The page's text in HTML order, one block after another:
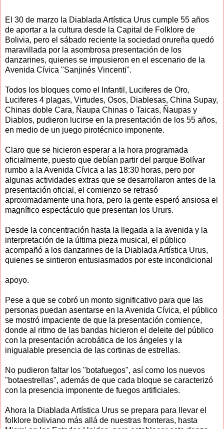
El 30 de marzo la Diablada Artística Urus cumple 55 años
de aportar a la cultura desde la Capital de Folklore de
Bolivia, pero el sábado reciente la sociedad orureña quedó
maravillada por la asombrosa presentación de los
danzarines, quienes se impusieron en el escenario de la
Avenida Cívica "Sanjinés Vincenti".
Todos los bloques como el Infantil, Luciferes de Oro,
Luciferes 4 plagas, Virtudes, Osos, Diablesas, China Supay,
Chinas doble Cara, Ñaupa Chinas o Taicas, Ñaupas y
Diablos, pudieron lucirse en la presentación de los 55 años,
en medio de un juego pirotécnico imponente.
Claro que se hicieron esperar a la hora programada
oficialmente, puesto que debían partir del parque Bolívar
rumbo a la Avenida Cívica a las 18:30 horas, pero por
algunas actividades extras que se desarrollaron antes de la
presentación oficial, el comienzo se retrasó
aproximadamente una hora, pero la gente esperó ansiosa el
magnífico espectáculo que presentan los Ururs.
Desde la concentración hasta la llegada a la avenida y la
interpretación de la última pieza musical, el público
acompañó a los danzarines de la Diablada Artística Urus,
quienes se sintieron entusiasmados por este incondicional
apoyo.
Pese a que se cobró un monto significativo para que las
personas puedan asentarse en la Avenida Cívica, el público
se mostró impaciente de que la presentación comience,
donde al ritmo de las bandas hicieron el deleite del público
con la presentación acrobática de los ángeles y la
inigualable presencia de las cortinas de estrellas.
No pudieron faltar los "botafuegos", así como los nuevos
"botaestrellas", además de que cada bloque se caracterizó
con la presencia imponente de fuegos artificiales.
Ahora la Diablada Artística Urus se prepara para llevar el
folklore boliviano más allá de nuestras fronteras, hasta